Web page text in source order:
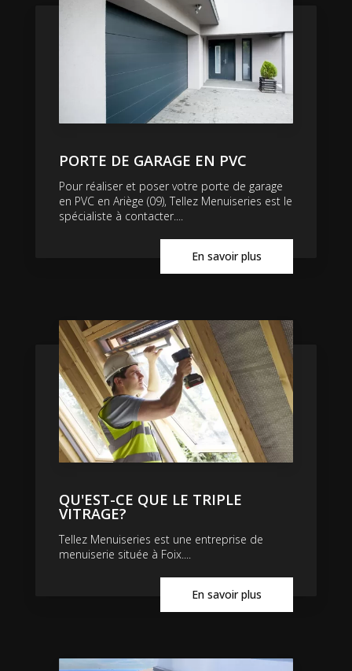
PORTE DE GARAGE EN PVC
Pour réaliser et poser votre porte de garage
en PVC en Ariège (09), Tellez Menuiseries est le
spécialiste à contacter....
En savoir plus
QU'EST-CE QUE LE TRIPLE
VITRAGE?
Tellez Menuiseries est une entreprise de
menuiserie située à Foix....
En savoir plus